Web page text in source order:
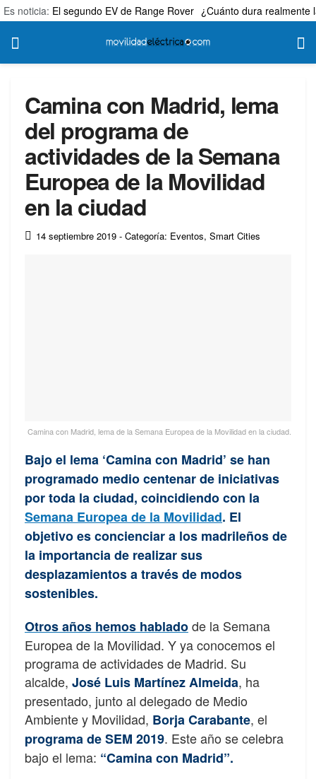
Es noticia: El segundo EV de Range Rover ¿Cuánto dura realmente
Camina con Madrid, lema
del programa de
actividades de la Semana
Europea de la Movilidad
en la ciudad
14 septiembre 2019 - Categoría: Eventos, Smart Cities
Camina con Madrid, lema de la Semana Europea de la Movilidad en la ciudad.
Bajo el lema ‘Camina con Madrid’ se han
programado medio centenar de iniciativas
por toda la ciudad, coincidiendo con la
Semana Europea de la Movilidad. El
objetivo es concienciar a los madrileños de
la importancia de realizar sus
desplazamientos a través de modos
sostenibles.
Otros años hemos habladode la Semana
Europea de la Movilidad. Y ya conocemos el
programa de actividades de Madrid. Su
alcalde, José Luis Martínez Almeida, ha
presentado, junto al delegado de Medio
Ambiente y Movilidad, Borja Carabante, el
programa de SEM 2019. Este año se celebra
bajo el lema: “Camina con Madrid”.